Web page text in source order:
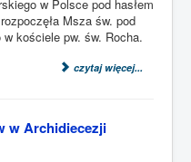
w Polsce pod hasłem
Msza św. pod
kościele pw. św. Rocha.
czytaj więcej...
w Archidiecezji